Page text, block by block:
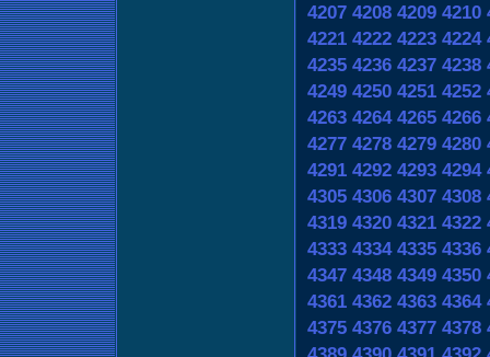
4207 4208 4209 4210
4221 4222 4223 4224
4235 4236 4237 4238
4249 4250 4251 4252
4263 4264 4265 4266
4277 4278 4279 4280
4291 4292 4293 4294
4305 4306 4307 4308
4319 4320 4321 4322
4333 4334 4335 4336
4347 4348 4349 4350
4361 4362 4363 4364
4375 4376 4377 4378